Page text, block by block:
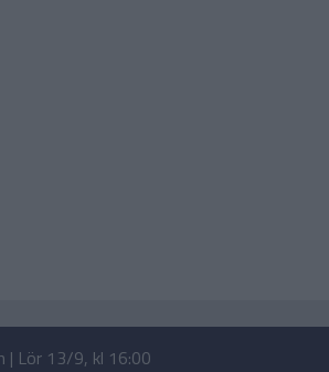
| Lör 13/9, kl 16:00